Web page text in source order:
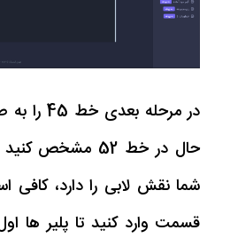
در مرحله
حال در خط 52
شما نقش لابی را دارد، کافی
قسمت وارد کنید تا پلیر ها